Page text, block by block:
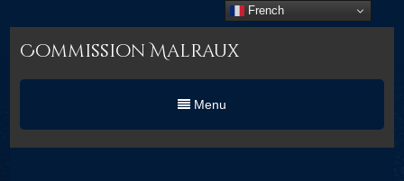
Commission Malraux
Menu
French